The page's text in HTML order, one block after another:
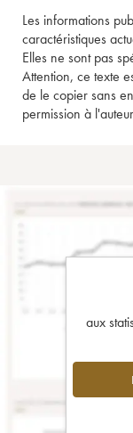
Les informations
caractéristiques
Elles ne sont pas
Attention, ce texte
de le copier sans
permission à
aux